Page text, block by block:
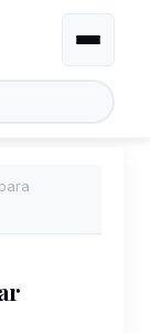
Alternar